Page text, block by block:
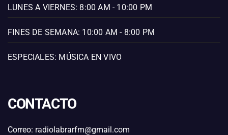
LUNES A VIERNES: 8:00 AM - 10:00 PM
FINES DE SEMANA: 10:00 AM - 8:00 PM
ESPECIALES: MÚSICA EN VIVO
CONTACTO
Correo: radiolabrarfm@gmail.com